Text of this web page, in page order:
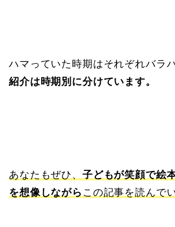
ハマっていた時期はそれぞれバラ
紹介は時期別に分けています。
あなたもぜひ、 子どもが笑顔で絵
を想像しながら この記事を読んで